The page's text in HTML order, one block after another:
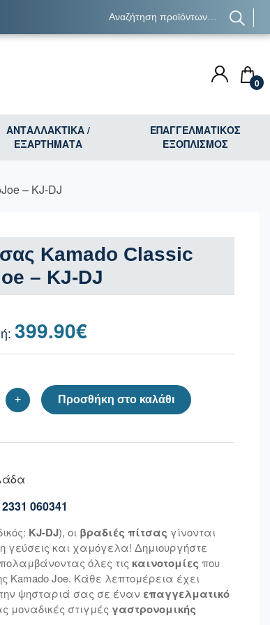
0
ΑΝΤΑΛΛΑΚΤΙΚΑ /
ΕΞΑΡΤΗΜΑΤΑ
ΕΠΑΓΓΕΛΜΑΤΙΚΟΣ
ΕΞΟΠΛΙΣΜΟΣ
– KJ-DJ
Kamado Classic
– KJ-DJ
399.90€
+ Προσθήκη στο καλάθι
2331 060341
KJ-DJ), οι βραδιές πίτσας γίνονται
γεύσεις και χαμόγελα! Δημιουργήστε
όλες τις καινοτομίες που
Kamado Joe. Κάθε λεπτομέρεια έχει
ψησταριά σας σε έναν επαγγελματικό
μοναδικές στιγμές γαστρονομικής